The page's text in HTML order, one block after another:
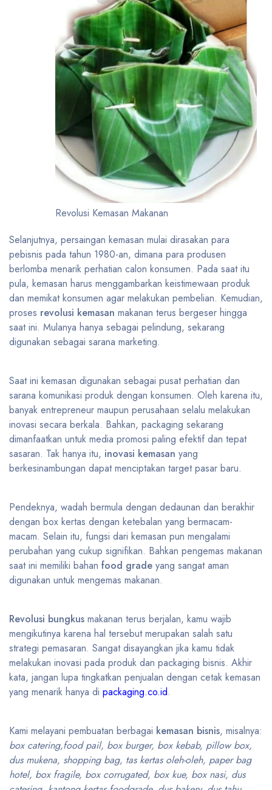
Revolusi Kemasan Makanan
Selanjutnya, persaingan kemasan mulai dirasakan para
pebisnis pada tahun 1980-an, dimana para produsen
berlomba menarik perhatian calon konsumen. Pada saat itu
pula, kemasan harus menggambarkan keistimewaan produk
dan memikat konsumen agar melakukan pembelian. Kemudian,
proses revolusi kemasan makanan terus bergeser hingga
saat ini. Mulanya hanya sebagai pelindung, sekarang
digunakan sebagai sarana marketing.
Saat ini kemasan digunakan sebagai pusat perhatian dan
sarana komunikasi produk dengan konsumen. Oleh karena itu,
banyak entrepreneur maupun perusahaan selalu melakukan
inovasi secara berkala. Bahkan, packaging sekarang
dimanfaatkan untuk media promosi paling efektif dan tepat
sasaran. Tak hanya itu, inovasi kemasan yang
berkesinambungan dapat menciptakan target pasar baru.
Pendeknya, wadah bermula dengan dedaunan dan berakhir
dengan box kertas dengan ketebalan yang bermacam-
macam. Selain itu, fungsi dari kemasan pun mengalami
perubahan yang cukup signifikan. Bahkan pengemas makanan
saat ini memiliki bahan food grade yang sangat aman
digunakan untuk mengemas makanan.
Revolusi bungkus makanan terus berjalan, kamu wajib
mengikutinya karena hal tersebut merupakan salah satu
strategi pemasaran. Sangat disayangkan jika kamu tidak
melakukan inovasi pada produk dan packaging bisnis. Akhir
kata, jangan lupa tingkatkan penjualan dengan cetak kemasan
yang menarik hanya di packaging.co.id.
Kami melayani pembuatan berbagai kemasan bisnis, misalnya:
box catering,food pail, box burger, box kebab, pillow box,
dus mukena, shopping bag, tas kertas oleh-oleh, paper bag
hotel, box fragile, box corrugated, box kue, box nasi, dus